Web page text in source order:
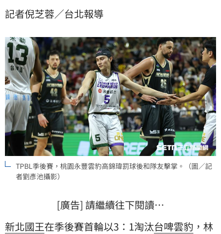
記者倪芝蓉／台北報導
TPBL季後賽，桃園永豐雲豹高錦瑋罰球後和隊友擊掌。（圖／記
者劉彥池攝影）
[廣告] 請繼續往下閱讀…
新北國王在季後賽首輪以3：1淘汰台啤雲豹 ， 林